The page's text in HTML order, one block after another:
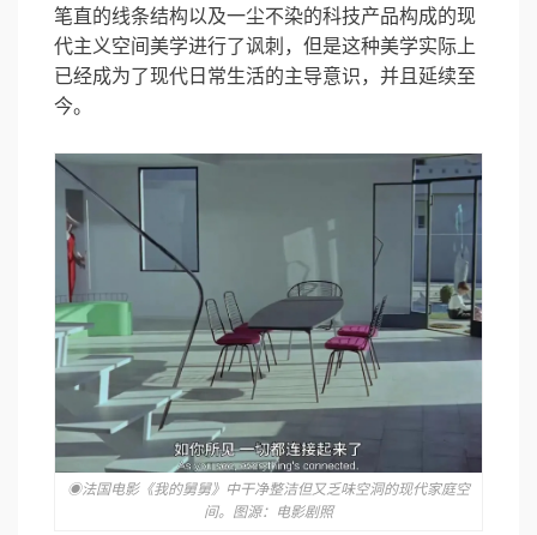
笔直的线条结构以及一尘不染的科技产品构成的现
代主义空间美学进行了讽刺，但是这种美学实际上
已经成为了现代日常生活的主导意识，并且延续至
今。
◉法国电影《我的舅舅》中干净整洁但又乏味空洞的现代家庭空
间。图源：电影剧照